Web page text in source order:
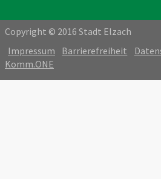
Copyright © 2016 Stadt Elzach
Impressum
Barrierefreiheit
Komm.ONE